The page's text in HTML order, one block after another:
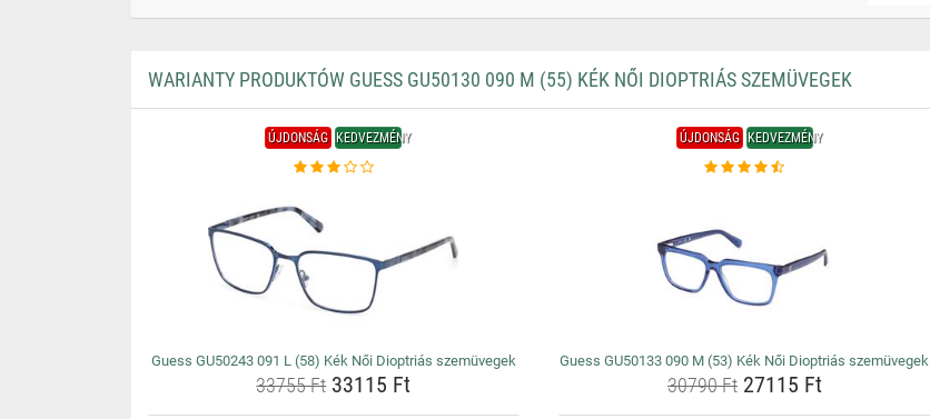
WARIANTY PRODUKTÓW GUESS GU50130 090 M (55) KÉK NŐI DIOPTRIÁS SZEMÜVEGEK
ÚJDONSÁG KEDVEZMÉNY
Guess GU50243 091 L (58) Kék Női Dioptriás szemüvegek
33755 Ft33115 Ft
ÚJDONSÁG KEDVEZMÉNY
Guess GU50133 090 M (53) Kék Női Dioptriás szemüvegek
30790 Ft27115 Ft